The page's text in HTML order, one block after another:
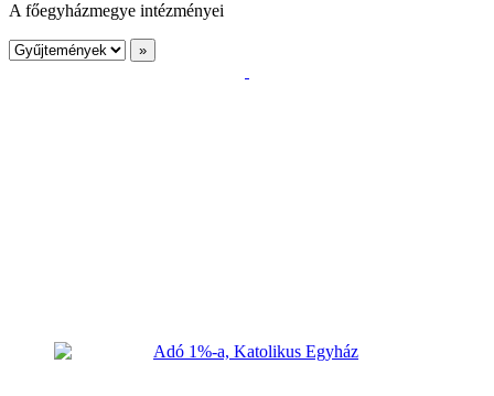
A főegyházmegye intézményei